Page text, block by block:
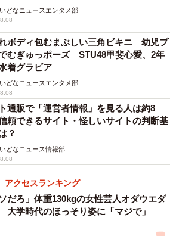
どなニュースエンタメ部
ボディ包むまぶしい三角ビキニ 幼児プ
むぎゅっポーズ STU48甲斐心愛、2年
着グラビア
どなニュースエンタメ部
通販で「運営者情報」を見る人は約8
できるサイト・怪しいサイトの判断基
？
どなニュース情報部
アクセスランキング
ソだろ」体重130kgの女性芸人オダウエダ
学時代のほっそり姿に「マジで」